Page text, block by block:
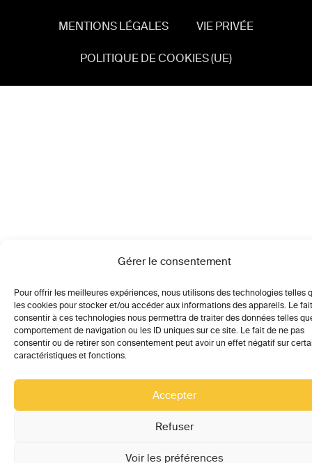
Gérer le consentement
Pour offrir les meilleures expériences, nous utilisons des technologies telles
les cookies pour stocker et/ou accéder aux informations des appareils. Le
consentir à ces technologies nous permettra de traiter des données telles
comportement de navigation ou les ID uniques sur ce site. Le fait de ne pas
consentir ou de retirer son consentement peut avoir un effet négatif sur
caractéristiques et fonctions.
Accepter
Refuser
Voir les préférences
MENTIONS LÉGALES VIE PRIVÉE
POLITIQUE DE COOKIES (UE)